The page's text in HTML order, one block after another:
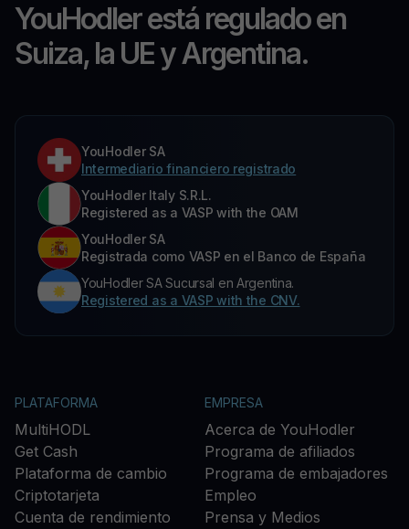
YouHodler está regulado en
Suiza, la UE y Argentina.
YouHodler SA
Intermediario financiero registrado
YouHodler Italy S.R.L.
Registered as a VASP with the OAM
YouHodler SA
Registrada como VASP en el Banco de España
YouHodler SA Sucursal en Argentina.
Registered as a VASP with the CNV.
PLATAFORMA
MultiHODL
Get Cash
Plataforma de cambio
Criptotarjeta
Cuenta de rendimiento
EMPRESA
Acerca de YouHodler
Programa de afiliados
Programa de embajadores
Empleo
Prensa y Medios